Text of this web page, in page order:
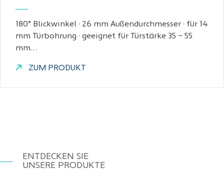
180° Blickwinkel · 26 mm Außendurchmesser · für 14
mm Türbohrung · geeignet für Türstärke 35 – 55
mm…
ZUM PRODUKT
ENTDECKEN SIE
UNSERE PRODUKTE